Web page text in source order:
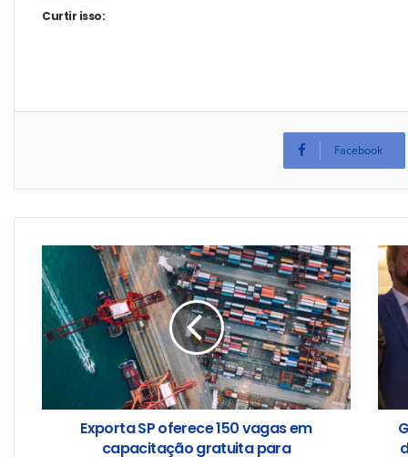
Curtir isso:
Facebook
Exporta SP oferece 150 vagas em
capacitação gratuita para